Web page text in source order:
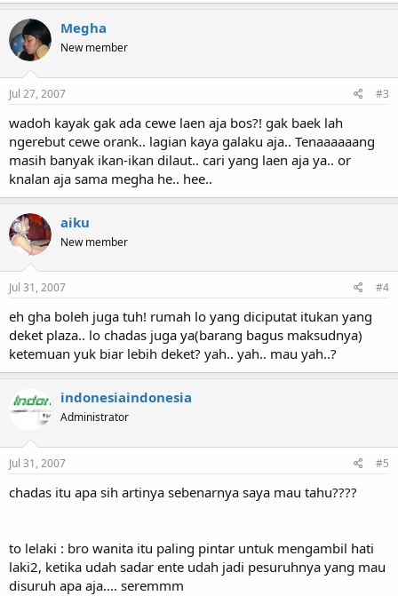
Megha
New member
Jul 27, 2007 #3
wadoh kayak gak ada cewe laen aja bos?! gak baek lah
ngerebut cewe orank.. lagian kaya galaku aja.. Tenaaaaaang
masih banyak ikan-ikan dilaut.. cari yang laen aja ya.. or
knalan aja sama megha he.. hee..
aiku
New member
Jul 31, 2007 #4
eh gha boleh juga tuh! rumah lo yang diciputat itukan yang
deket plaza.. lo chadas juga ya(barang bagus maksudnya)
ketemuan yuk biar lebih deket? yah.. yah.. mau yah..?
indonesiaindonesia
Administrator
Jul 31, 2007 #5
chadas itu apa sih artinya sebenarnya saya mau tahu????
to lelaki : bro wanita itu paling pintar untuk mengambil hati
laki2, ketika udah sadar ente udah jadi pesuruhnya yang mau
disuruh apa aja.... seremmm